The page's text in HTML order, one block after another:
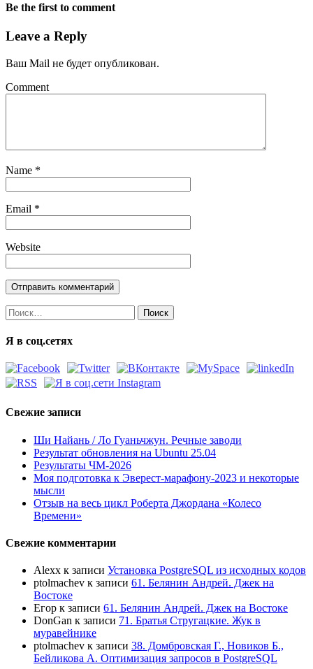
Be the first to comment
Leave a Reply
Ваш Mail не будет опубликован.
Comment
Name *
Email *
Website
Найти:
Я в соц.сетях
Свежие записи
Ши Найань / Ло Гуаньчжун. Речные заводи
Результат обновления на Ubuntu 25.04
Результаты ЧМ-2026
Моя подготовка к Эверест-марафону-2023 и некоторые
мысли
Отзыв на весь цикл Роберта Джордана «Колесо
Времени»
Свежие комментарии
Alexx к записи Установка PostgreSQL из исходных кодов
ptolmachev к записи 61. Белянин Андрей. Джек на
Востоке
Егор к записи 61. Белянин Андрей. Джек на Востоке
DonGan к записи 71. Братья Стругацкие. Жук в
муравейнике
ptolmachev к записи 38. Домбровская Г., Новиков Б.,
Бейликова А. Оптимизация запросов в PostgreSQL